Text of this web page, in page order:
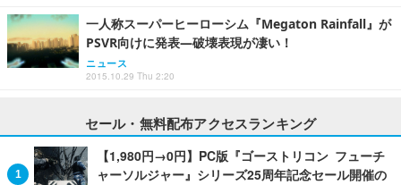
一人称スーパーヒーローシム『Megaton Rainfall』が
PSVR向けに発表―破壊表現が凄い！
ニュース
2015.10.29 Thu 2:20
セール・無料配布アクセスランキング
【1,980円→0円】PC版『ゴーストリコン フューチ
ャーソルジャー』シリーズ25周年記念セール開催の